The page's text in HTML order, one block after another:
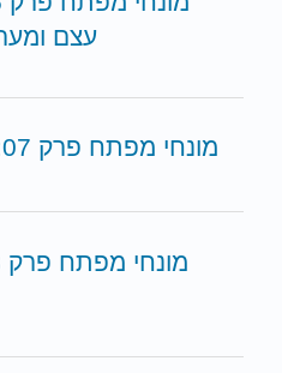
עצם
מונחי מפתח פרק 07: שלד צירי